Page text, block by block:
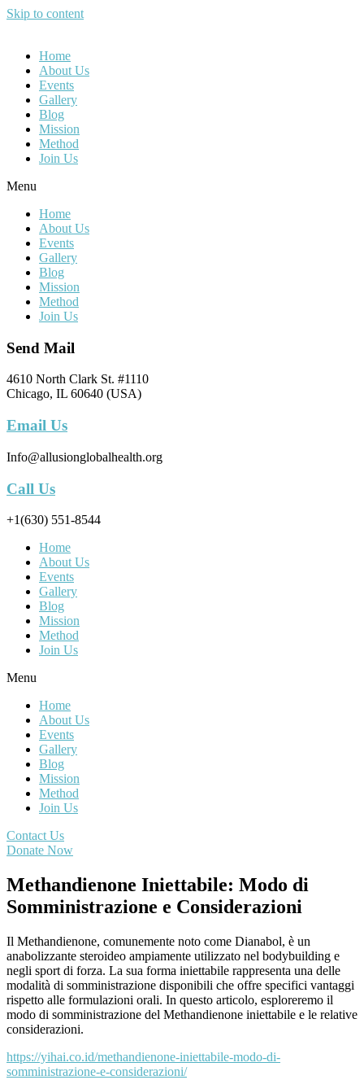
Skip to content
Home
About Us
Events
Gallery
Blog
Mission
Method
Join Us
Menu
Home
About Us
Events
Gallery
Blog
Mission
Method
Join Us
Send Mail
4610 North Clark St. #1110
Chicago, IL 60640 (USA)
Email Us
Info@allusionglobalhealth.org
Call Us
+1(630) 551-8544
Home
About Us
Events
Gallery
Blog
Mission
Method
Join Us
Menu
Home
About Us
Events
Gallery
Blog
Mission
Method
Join Us
Contact Us
Donate Now
Methandienone Iniettabile: Modo di
Somministrazione e Considerazioni
Il Methandienone, comunemente noto come Dianabol, è un
anabolizzante steroideo ampiamente utilizzato nel bodybuilding e
negli sport di forza. La sua forma iniettabile rappresenta una delle
modalità di somministrazione disponibili che offre specifici vantaggi
rispetto alle formulazioni orali. In questo articolo, esploreremo il
modo di somministrazione del Methandienone iniettabile e le relative
considerazioni.
https://yihai.co.id/methandienone-iniettabile-modo-di-
somministrazione-e-considerazioni/